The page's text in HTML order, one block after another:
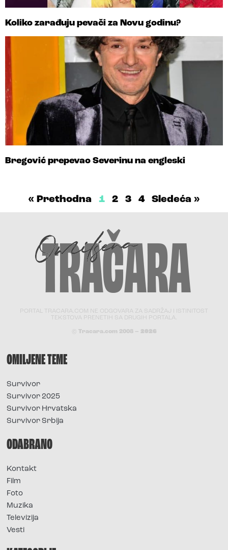
Koliko zarađuju pevači za Novu godinu?
Bregović prepevao Severinu na engleski
« Prethodna 1 2 3 4 Sledeća »
PORTAL TRACARA.COM NE ODGOVARA ZA SADRŽAJ I ISTINITOST
TEKSTOVA PRENETIH SA DRUGIH PORTALA.
© Tracara.com 2008 – 2026
OMILJENE TEME
Survivor
Survivor 2025
Survivor Hrvatska
Survivor Srbija
ODABRANO
Kontakt
Film
Foto
Muzika
Televizija
Vesti